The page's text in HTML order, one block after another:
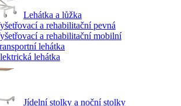
Lehátka a lůžka
a rehabilitační pevná
a rehabilitační mobilní
lehátka
lehátka
Jídelní stolky a noční stolky